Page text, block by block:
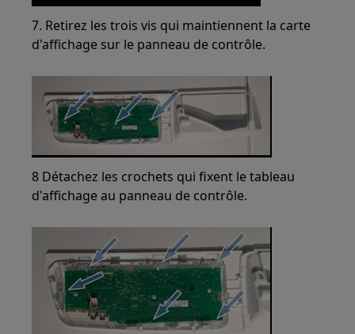
7. Retirez les trois vis qui maintiennent la carte
d'affichage sur le panneau de contrôle.
8 Détachez les crochets qui fixent le tableau
d'affichage au panneau de contrôle.